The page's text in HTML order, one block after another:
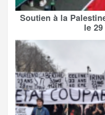
Soutien à la
le